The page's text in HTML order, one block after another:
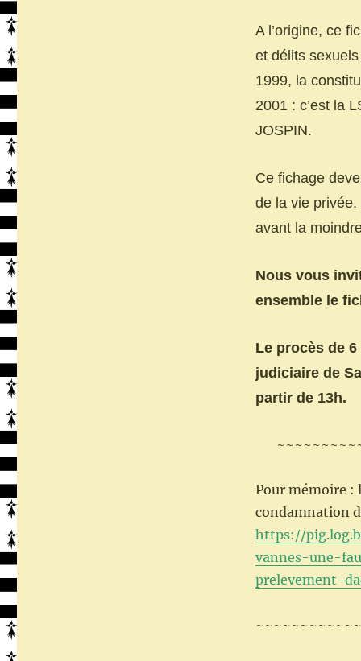
A l’origine, ce
et délits
1999, la
2001 : c’est la
JOSPIN.
Ce fichage
de la vie
avant la
Nous vous
ensemble le
Le procès de
judiciaire de
partir de 13h.
Pour mémoire :
condamnation
https://
vannes-une-
prelevement-